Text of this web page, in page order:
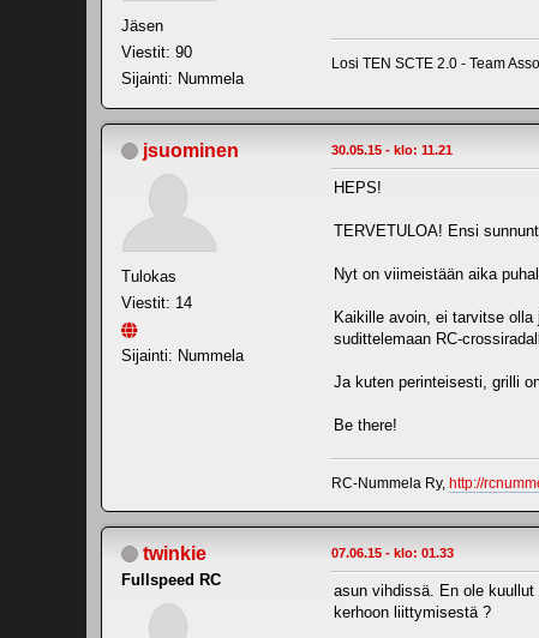
Jäsen
Viestit: 90
Sijainti: Nummela
Losi TEN SCTE 2.0 - Team
jsuominen
Tulokas
Viestit: 14
Sijainti: Nummela
30.05.15 - klo: 11.21
HEPS!
TERVETULOA! Ensi
Nyt on viimeistään aika
Kaikille avoin, ei tarvitse
sudittelemaan RC-
Ja kuten perinteisesti, grilli
Be there!
RC-Nummela Ry, http://
twinkie
Fullspeed RC
07.06.15 - klo: 01.33
asun vihdissä. En ole
kerhoon liittymisestä ?